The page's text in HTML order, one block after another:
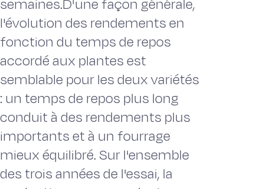
semaines.D'une façon générale,
l'évolution des rendements en
fonction du temps de repos
accordé aux plantes est
semblable pour les deux variétés
: un temps de repos plus long
conduit à des rendements plus
importants et à un fourrage
mieux équilibré. Sur l'ensemble
des trois années de l'essai, la